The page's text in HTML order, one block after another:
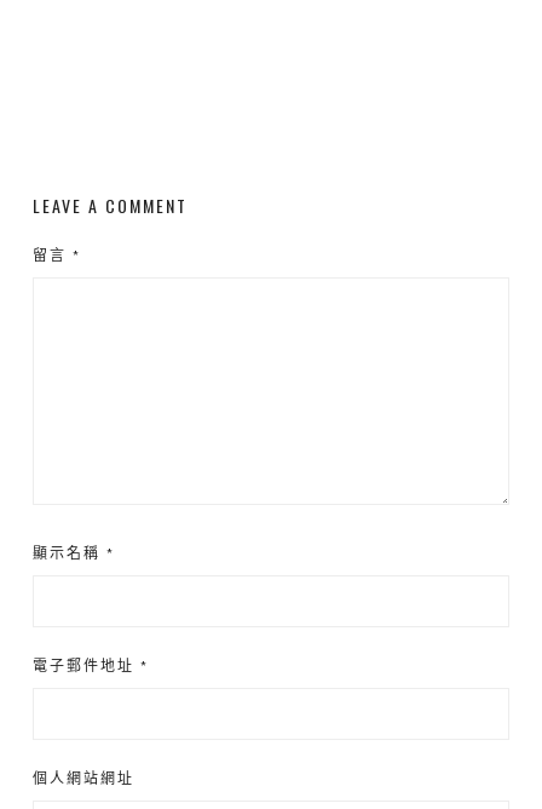
LEAVE A COMMENT
留言 *
顯示名稱 *
電子郵件地址 *
個人網站網址